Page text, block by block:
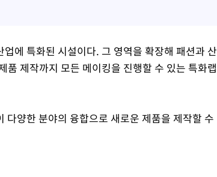
에 특화된 시설이다. 그 영역을 확장해 패션과 산
제작까지 모든 메이킹을 진행할 수 있는 특화랩
양한 분야의 융합으로 새로운 제품을 제작할 수